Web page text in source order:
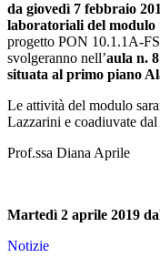
da giovedì 7 febbraio
laboratoriali del modulo
progetto PON 10.1.1A-
svolgeranno nell’aula n.
situata al primo piano
Le attività del modulo
Lazzarini e coadiuvate
Prof.ssa Diana Aprile
Martedì 2 aprile 2019
Notizie